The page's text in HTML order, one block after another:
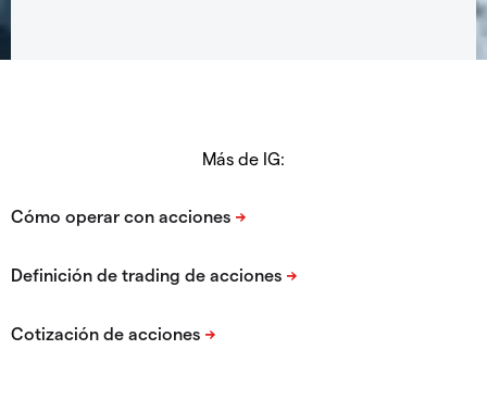
Más de IG: